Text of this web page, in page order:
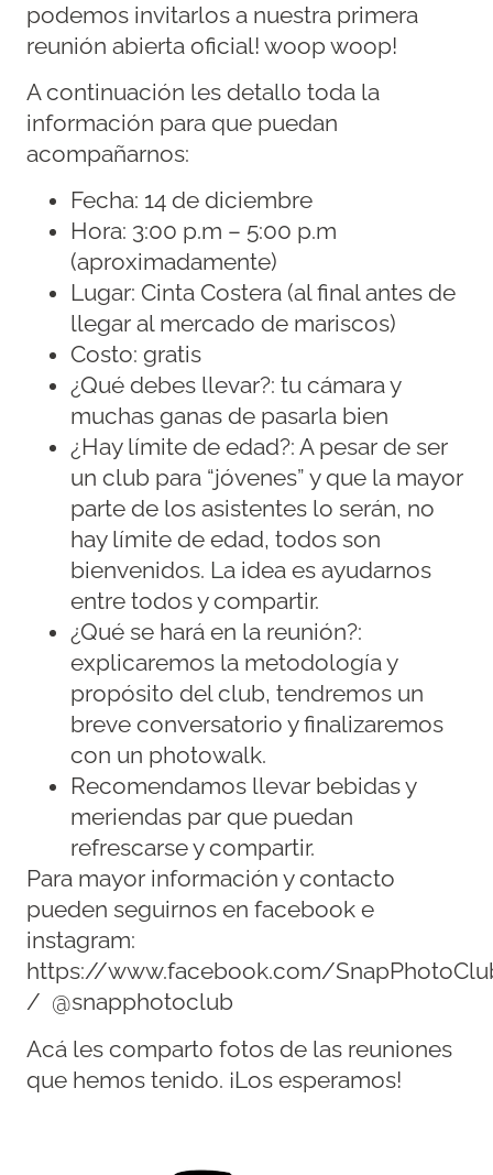
podemos invitarlos a nuestra primera
reunión abierta oficial! woop woop!
A continuación les detallo toda la
información para que puedan
acompañarnos:
Fecha: 14 de diciembre
Hora: 3:00 p.m – 5:00 p.m
(aproximadamente)
Lugar: Cinta Costera (al final antes de
llegar al mercado de mariscos)
Costo: gratis
¿Qué debes llevar?: tu cámara y
muchas ganas de pasarla bien
¿Hay límite de edad?: A pesar de ser
un club para “jóvenes” y que la mayor
parte de los asistentes lo serán, no
hay límite de edad, todos son
bienvenidos. La idea es ayudarnos
entre todos y compartir.
¿Qué se hará en la reunión?:
explicaremos la metodología y
propósito del club, tendremos un
breve conversatorio y finalizaremos
con un photowalk.
Recomendamos llevar bebidas y
meriendas par que puedan
refrescarse y compartir.
Para mayor información y contacto
pueden seguirnos en facebook e
instagram:
https://www.facebook.com/
/ @snapphotoclub
Acá les comparto fotos de las reuniones
que hemos tenido. ¡Los esperamos!